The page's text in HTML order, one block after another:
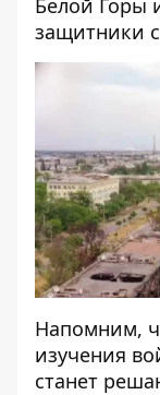
защитники
Напомним,
изучения
станет